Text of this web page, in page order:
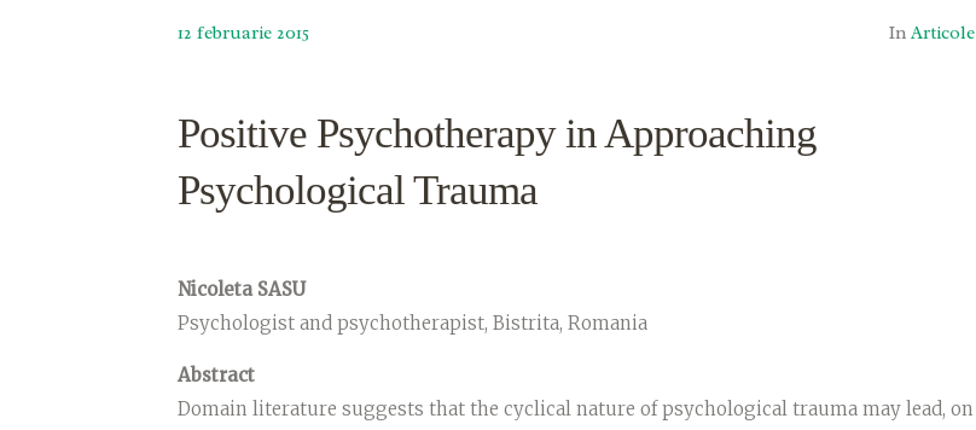
12 februarie 2015 In Articole
Positive Psychotherapy in Approaching
Psychological Trauma
Nicoleta SASU
Psychologist and psychotherapist, Bistrita, Romania
Abstract
Domain literature suggests that the cyclical nature of psychological trauma may lead, on